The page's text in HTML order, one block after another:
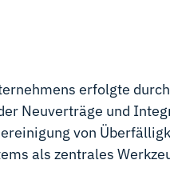
erfolgte
Neuverträge und
von
als zentrales